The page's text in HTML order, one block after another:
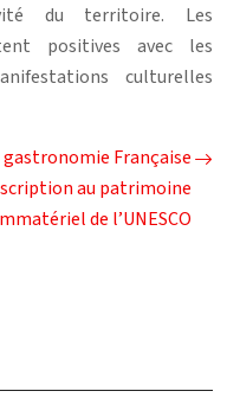
du territoire. Les
positives avec les
culturelles
gastronomie Française
au patrimoine
de l’UNESCO